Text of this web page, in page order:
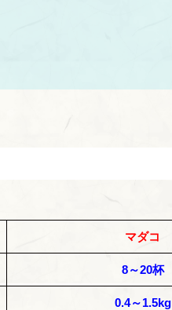
マダコ
8～20杯
0.4～1.5kg